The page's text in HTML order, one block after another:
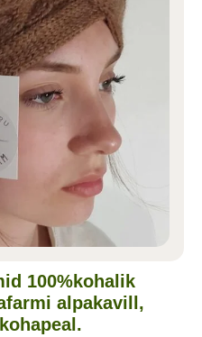
100%kohalik
alpakavill,